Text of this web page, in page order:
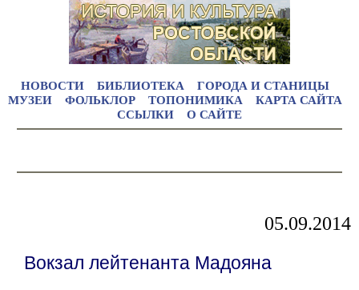
НОВОСТИ БИБЛИОТЕКА
ГОРОДА И СТАНИЦЫ
МУЗЕИ
ФОЛЬКЛОР ТОПОНИМИКА
КАРТА САЙТА
ССЫЛКИ
О САЙТЕ
05.09.2014
Вокзал лейтенанта Мадояна